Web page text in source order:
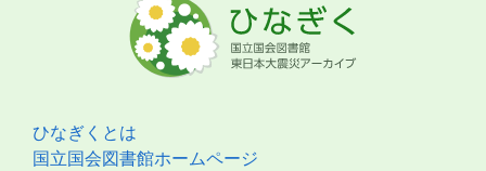
ひなぎくとは
国立国会図書館ホームページ